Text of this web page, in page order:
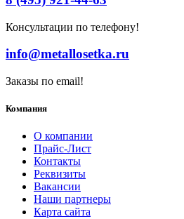
Консультации по телефону!
info@metallosetka.ru
Заказы по email!
Компания
О компании
Прайс-Лист
Контакты
Реквизиты
Вакансии
Наши партнеры
Карта сайта